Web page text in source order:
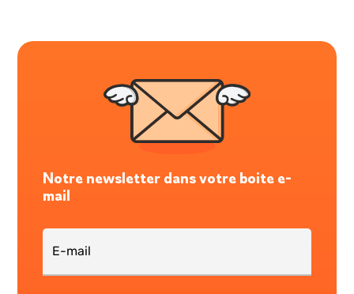
Notre newsletter dans votre boite e-
mail